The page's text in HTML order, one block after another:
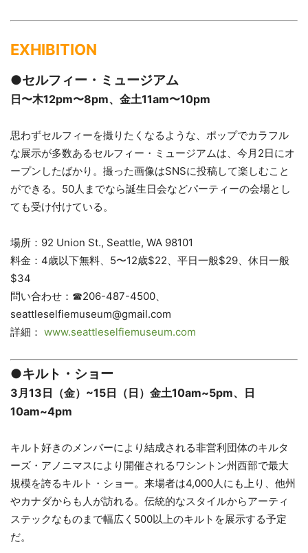
EXHIBITION
●セルフィー・ミュージアム
日〜木12pm〜8pm、金土11am〜10pm
思わずセルフィーを撮りたくなるような、ポップでカラフル
な展示が多数あるセルフィー・ミュージアムは、今月2日にオ
ープンしたばかり。撮った画像はSNSに投稿して楽しむこと
ができる。50人までなら誕生日会などパーティーの会場とし
ても受け付けている。
場所：92 Union St., Seattle, WA 98101
料金：4歳以下無料、5〜12歳$22、平日一般$29、休日一般
$34
問い合わせ：☎206-487-4500、
seattleselfiemuseum@gmail.com
詳細： www.seattleselfiemuseum.com
●キルト・ショー
3月13日（金）~15日（日）金土10am~5pm、日
10am~4pm
キルト好きのメンバーにより結成される非営利団体のキルタ
ーズ・アノニマスにより開催されるワシントン州西部で最大
規模を誇るキルト・ショー。来場者は4,000人にも上り、他州
やカナダからも人が訪れる。伝統的なスタイルからアーティ
ステックなものまで幅広く500以上のキルトを展示する予定
だ。